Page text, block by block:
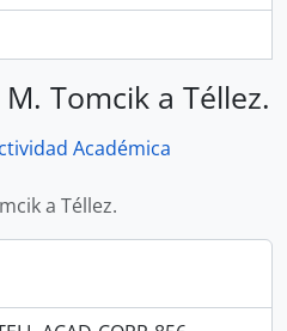
Tomcik a Téllez.
Académica
a Téllez.